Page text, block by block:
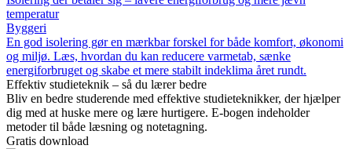
temperatur
Byggeri
En god isolering gør en mærkbar forskel for både komfort, økonomi
og miljø. Læs, hvordan du kan reducere varmetab, sænke
energiforbruget og skabe et mere stabilt indeklima året rundt.
Effektiv studieteknik – så du lærer bedre
Bliv en bedre studerende med effektive studieteknikker, der hjælper
dig med at huske mere og lære hurtigere. E-bogen indeholder
metoder til både læsning og notetagning.
Gratis download